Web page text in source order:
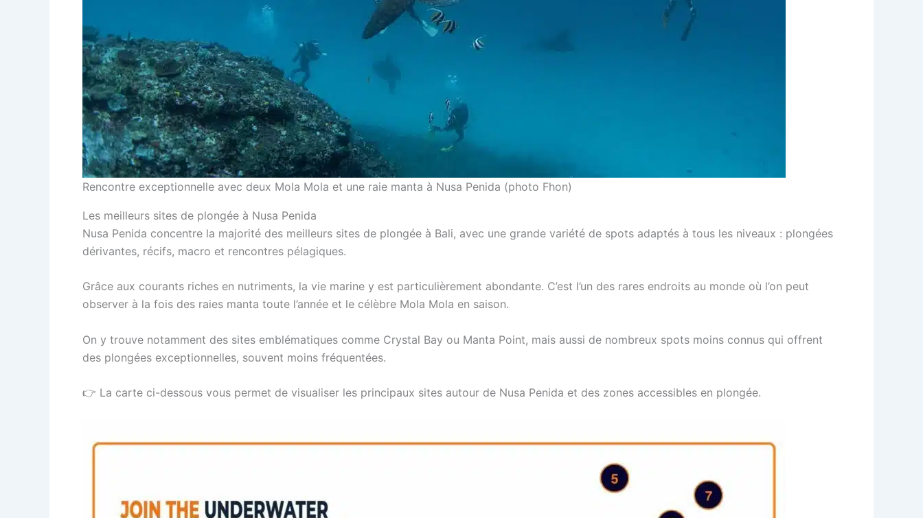
Rencontre exceptionnelle avec deux Mola Mola et une raie manta à Nusa Penida (photo Fhon)
Les meilleurs sites de plongée à Nusa Penida
Nusa Penida concentre la majorité des meilleurs sites de plongée à Bali, avec une grande variété de spots adaptés à tous les niveaux : plongées
dérivantes, récifs, macro et rencontres pélagiques.
Grâce aux courants riches en nutriments, la vie marine y est particulièrement abondante. C’est l’un des rares endroits au monde où l’on peut
observer à la fois des raies manta toute l’année et le célèbre Mola Mola en saison.
On y trouve notamment des sites emblématiques comme Crystal Bay ou Manta Point, mais aussi de nombreux spots moins connus qui offrent
des plongées exceptionnelles, souvent moins fréquentées.
👉 La carte ci-dessous vous permet de visualiser les principaux sites autour de Nusa Penida et des zones accessibles en plongée.